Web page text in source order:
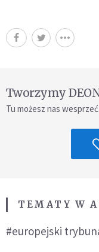
Tworzymy
Tu możesz nas wesprzeć.
TEMATY W
#europejski